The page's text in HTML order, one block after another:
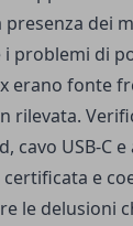
dei
problemi di
erano fonte
rilevata.
cavo USB-C
e
le delusioni